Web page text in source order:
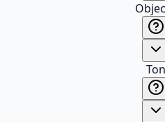
Ton